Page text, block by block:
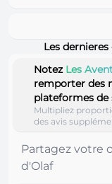
Les
Notez Les
remporter des
plateformes
Multipliez
des avis